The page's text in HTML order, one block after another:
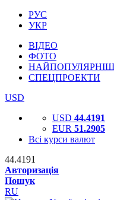
РУС
УКР
ВІДЕО
ФОТО
СПЕЦПРОЕКТИ
USD
USD 44.4191
EUR 51.2905
Всі курси валют
44.4191
Авторизація
Пошук
RU